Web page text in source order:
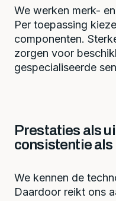
We werken merk-
Per toepassing
componenten.
zorgen voor
gespecialiseerde
Prestaties als
consistentie
We kennen de
Daardoor reikt ons